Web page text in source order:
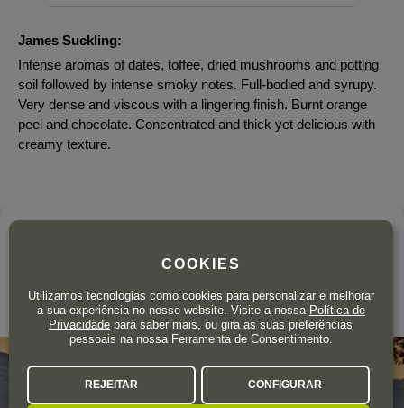
James Suckling:
Intense aromas of dates, toffee, dried mushrooms and potting
soil followed by intense smoky notes. Full-bodied and syrupy.
Very dense and viscous with a lingering finish. Burnt orange
peel and chocolate. Concentrated and thick yet delicious with
creamy texture.
COLLEMASSARI WINE ESTATES
Toscana
COOKIES
Utilizamos tecnologias como cookies para personalizar e melhorar
a sua experiência no nosso website. Visite a nossa Política de
Privacidade para saber mais, ou gira as suas preferências
pessoais na nossa Ferramenta de Consentimento.
REJEITAR CONFIGURAR